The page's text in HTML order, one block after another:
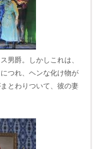
男爵。しかしこれは、
つれ、ヘンな化け物が
とわりついて、彼の妻